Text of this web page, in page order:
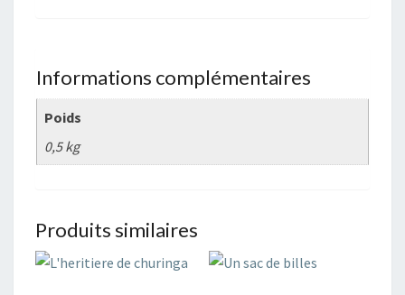
Informations complémentaires
Poids
0,5 kg
Produits similaires